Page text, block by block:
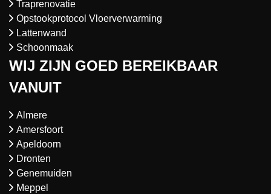
Traprenovatie
Opstookprotocol Vloerverwarming
Lattenwand
Schoonmaak
WIJ ZIJN GOED BEREIKBAAR
VANUIT
Almere
Amersfoort
Apeldoorn
Dronten
Genemuiden
Meppel